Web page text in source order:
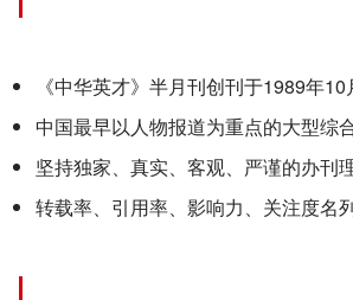
《中华英才》半月刊创刊于1989年
中国最早以人物报道为重点的大型综
坚持独家、真实、客观、严谨的办刊理
转载率、引用率、影响力、关注度名